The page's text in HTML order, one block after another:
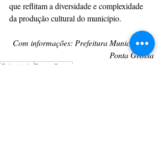
que reflitam a diversidade e complexidade
da produção cultural do município.
Com informações: Prefeitura Municipal de
Ponta Grossa
CulturAção Ponta Grossa